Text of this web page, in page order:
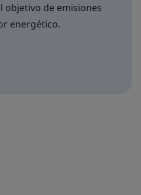
objetivo de emisiones
energético.